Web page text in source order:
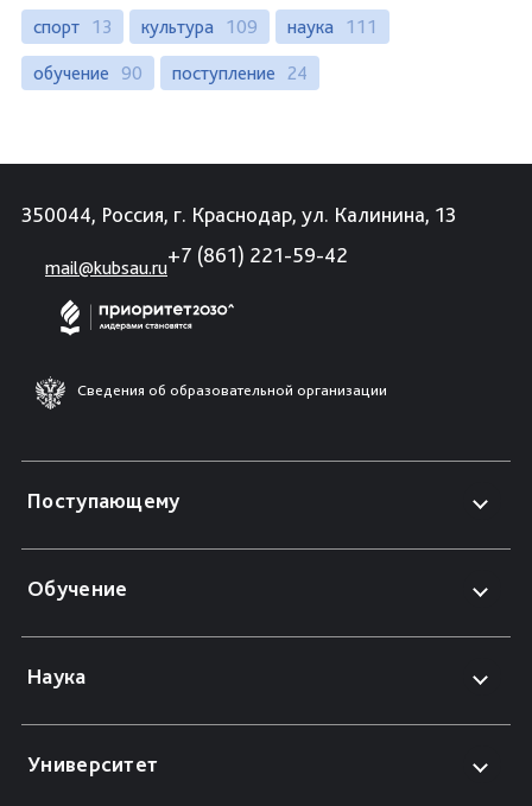
спорт 13 культура 109 наука 111
обучение 90 поступление 24
350044, Россия, г. Краснодар, ул. Калинина, 13
mail@kubsau.ru
+7 (861) 221-59-42
Сведения об образовательной организации
Поступающему
Обучение
Наука
Университет